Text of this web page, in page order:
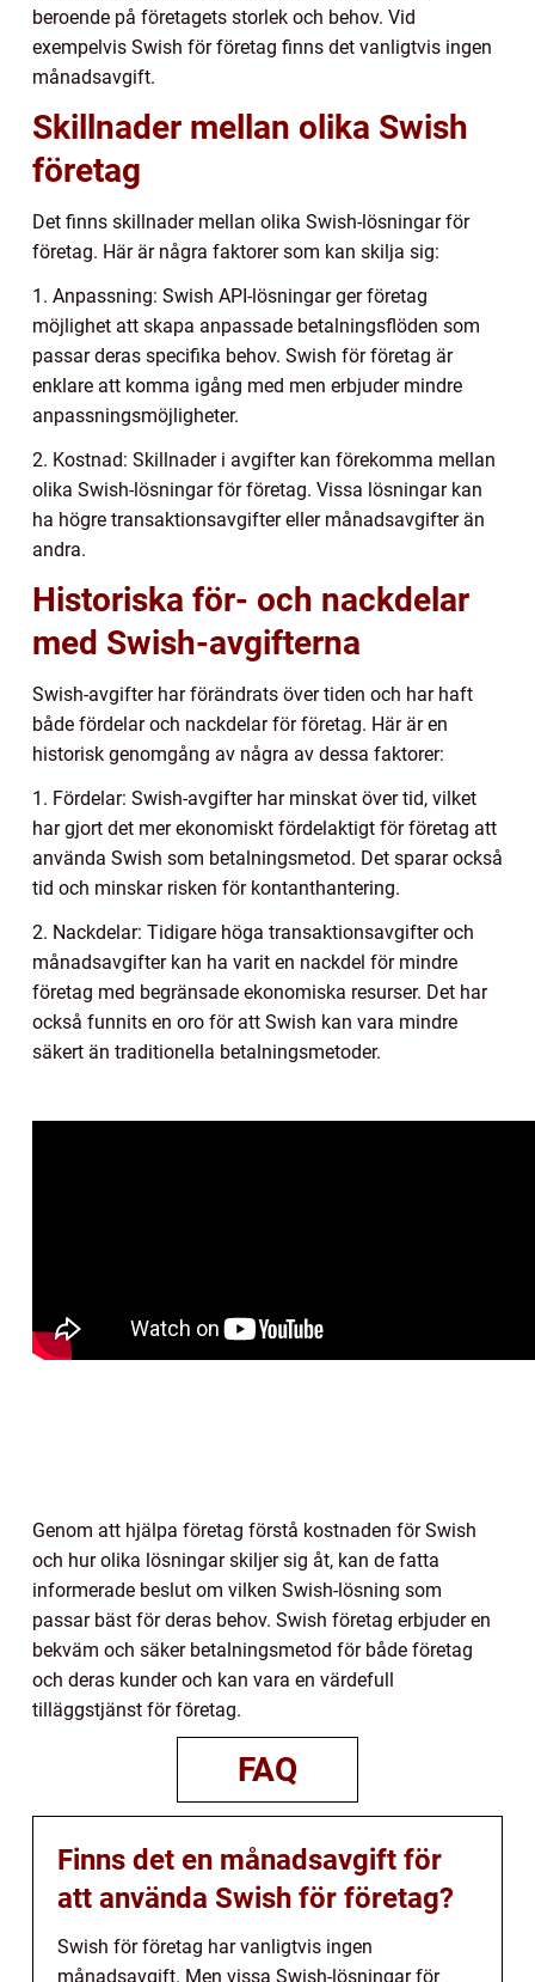
beroende på företagets storlek och behov. Vid
exempelvis Swish för företag finns det vanligtvis ingen
månadsavgift.
Skillnader mellan olika Swish
företag
Det finns skillnader mellan olika Swish-lösningar för
företag. Här är några faktorer som kan skilja sig:
1. Anpassning: Swish API-lösningar ger företag
möjlighet att skapa anpassade betalningsflöden som
passar deras specifika behov. Swish för företag är
enklare att komma igång med men erbjuder mindre
anpassningsmöjligheter.
2. Kostnad: Skillnader i avgifter kan förekomma mellan
olika Swish-lösningar för företag. Vissa lösningar kan
ha högre transaktionsavgifter eller månadsavgifter än
andra.
Historiska för- och nackdelar
med Swish-avgifterna
Swish-avgifter har förändrats över tiden och har haft
både fördelar och nackdelar för företag. Här är en
historisk genomgång av några av dessa faktorer:
1. Fördelar: Swish-avgifter har minskat över tid, vilket
har gjort det mer ekonomiskt fördelaktigt för företag att
använda Swish som betalningsmetod. Det sparar också
tid och minskar risken för kontanthantering.
2. Nackdelar: Tidigare höga transaktionsavgifter och
månadsavgifter kan ha varit en nackdel för mindre
företag med begränsade ekonomiska resurser. Det har
också funnits en oro för att Swish kan vara mindre
säkert än traditionella betalningsmetoder.
Genom att hjälpa företag förstå kostnaden för Swish
och hur olika lösningar skiljer sig åt, kan de fatta
informerade beslut om vilken Swish-lösning som
passar bäst för deras behov. Swish företag erbjuder en
bekväm och säker betalningsmetod för både företag
och deras kunder och kan vara en värdefull
tilläggstjänst för företag.
FAQ
Finns det en månadsavgift för
att använda Swish för företag?
Swish för företag har vanligtvis ingen
månadsavgift. Men vissa Swish-lösningar för